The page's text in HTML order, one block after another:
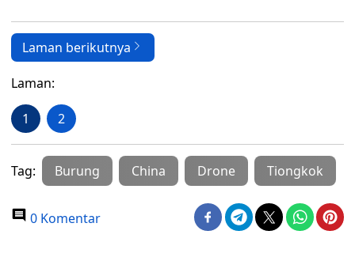
Laman berikutnya
Laman:
1 2
Tag: Burung China Drone Tiongkok
0 Komentar